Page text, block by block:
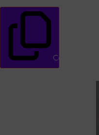
Copiar link